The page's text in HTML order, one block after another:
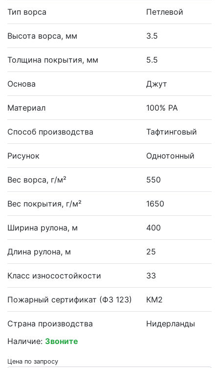
Тип ворса Петлевой
Высота ворса, мм 3.5
Толщина покрытия, мм 5.5
Основа Джут
Материал 100% PA
Способ производства Тафтинговый
Рисунок Однотонный
Вес ворса, г/м² 550
Вес покрытия, г/м² 1650
Ширина рулона, м 400
Длина рулона, м 25
Класс износостойкости 33
Пожарный сертификат (ФЗ 123) КМ2
Страна производства
Нидерланды
Наличие: Звоните
Цена по запросу